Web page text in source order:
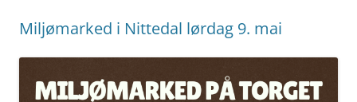
Miljømarked i Nittedal lørdag 9. mai